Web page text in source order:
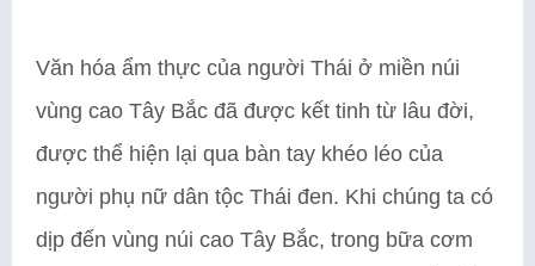
Văn hóa ẩm thực của người Thái ở miền núi
vùng cao Tây Bắc đã được kết tinh từ lâu đời,
được thể hiện lại qua bàn tay khéo léo của
người phụ nữ dân tộc Thái đen. Khi chúng ta có
dịp đến vùng núi cao Tây Bắc, trong bữa cơm